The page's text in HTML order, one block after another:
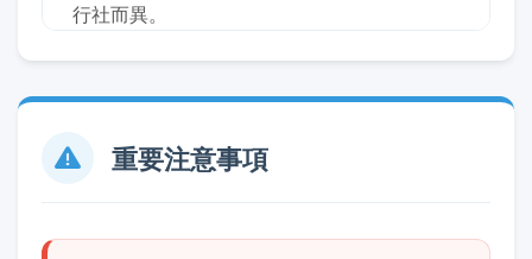
行社而異。
重要注意事項